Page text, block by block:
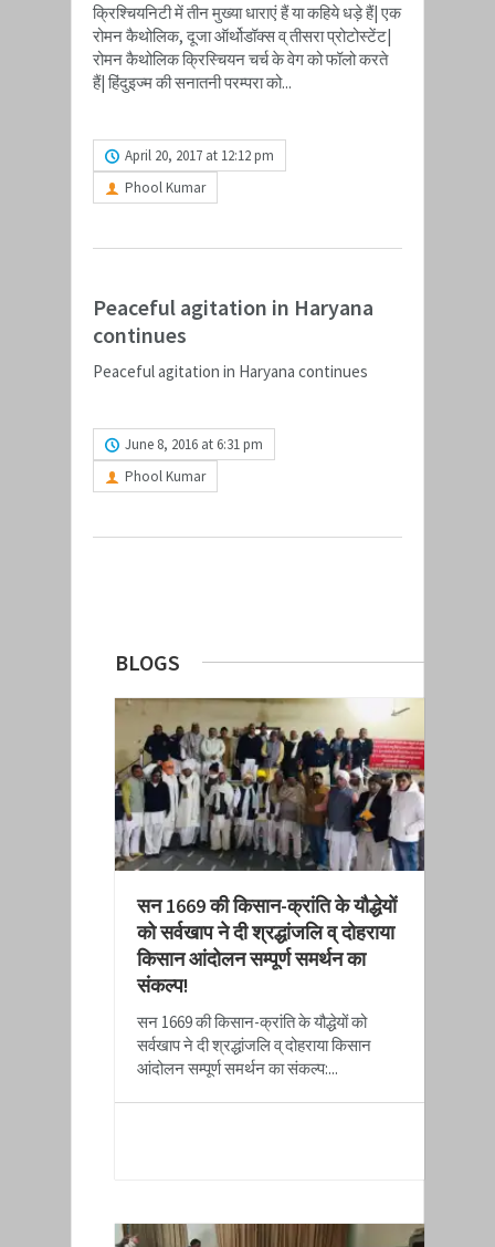
क्रिश्चियनिटी में तीन मुख्या धाराएं हैं या कहिये धड़े हैं| एक
रोमन कैथोलिक, दूजा ऑर्थोडॉक्स व् तीसरा प्रोटोस्टेंट|
रोमन कैथोलिक क्रिस्चियन चर्च के वेग को फॉलो करते
हैं| हिंदुइज्म की सनातनी परम्परा को...
April 20, 2017 at 12:12 pm
Phool Kumar
Peaceful agitation in Haryana
continues
Peaceful agitation in Haryana continues
June 8, 2016 at 6:31 pm
Phool Kumar
BLOGS
सन 1669 की किसान-क्रांति के यौद्धेयों
को सर्वखाप ने दी श्रद्धांजलि व् दोहराया
किसान आंदोलन सम्पूर्ण समर्थन का
संकल्प!
सन 1669 की किसान-क्रांति के यौद्धेयों को
सर्वखाप ने दी श्रद्धांजलि व् दोहराया किसान
आंदोलन सम्पूर्ण समर्थन का संकल्प:...